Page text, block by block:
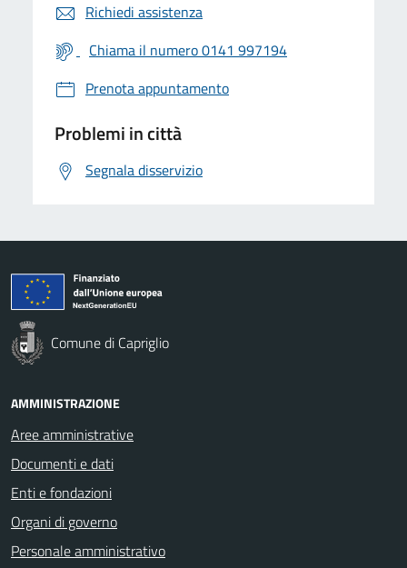
Richiedi assistenza
Chiama il numero 0141 997194
Prenota appuntamento
Problemi in città
Segnala disservizio
Comune di Capriglio
AMMINISTRAZIONE
Aree amministrative
Documenti e dati
Enti e fondazioni
Organi di governo
Personale amministrativo